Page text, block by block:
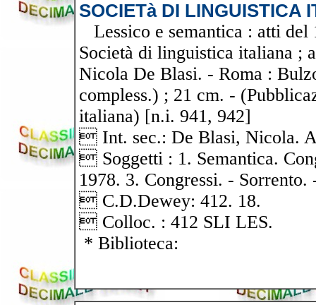
SOCIETà DI LINGUISTICA
Lessico e semantica : atti del
Società di linguistica italiana ;
Nicola De Blasi. - Roma :
compless.) ; 21 cm. -
italiana) [n.i. 941, 942]
 Int. sec.: De Blasi, Nicola.
 Soggetti : 1. Semantica.
1978. 3. Congressi. - Sorrento.
 C.D.Dewey: 412. 18.
 Colloc. : 412 SLI LES.
* Biblioteca: